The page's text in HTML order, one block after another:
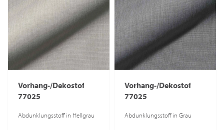
Vorhang-/Dekostoff
77025
Abdunklungsstoff in Hellgrau
Vorhang-/Dekostoff
77025
Abdunklungsstoff in Grau